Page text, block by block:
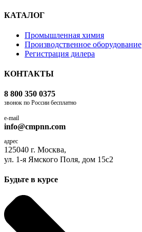
КАТАЛОГ
Промышленная химия
Производственное оборудование
Регистрация дилера
КОНТАКТЫ
8 800 350 0375
звонок по России бесплатно
e-mail
info@cmpnn.com
адрес
125040 г. Москва,
ул. 1-я Ямского Поля, дом 15с2
Будьте в курсе